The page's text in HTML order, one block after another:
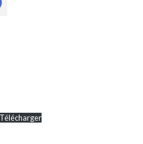
Télécharger